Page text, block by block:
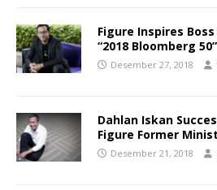
Figure Inspires
“2018 Bloomberg 50”
Desember 27, 2018
Dahlan Iskan
Figure Former
Desember 21, 2018